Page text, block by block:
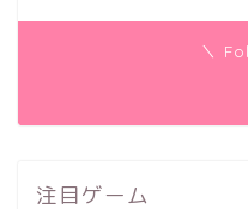
＼
注目ゲーム